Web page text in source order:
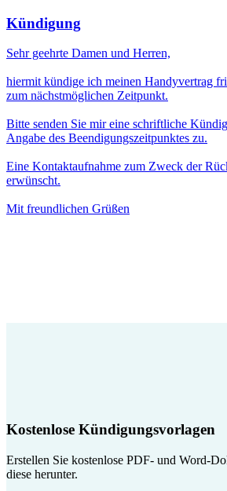
Kündigung
Sehr geehrte Damen und Herren,
hiermit kündige ich meinen Handyvertrag
zum nächstmöglichen Zeitpunkt.
Bitte senden Sie mir eine schriftliche
Angabe des Beendigungszeitpunktes zu.
Eine Kontaktaufnahme zum Zweck der
erwünscht.
Mit freundlichen Grüßen
Kostenlose Kündigungsvorlagen
Erstellen Sie kostenlose PDF- und Word-
diese herunter.